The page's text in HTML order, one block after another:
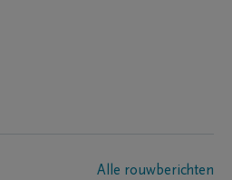
Alle rouwberichten